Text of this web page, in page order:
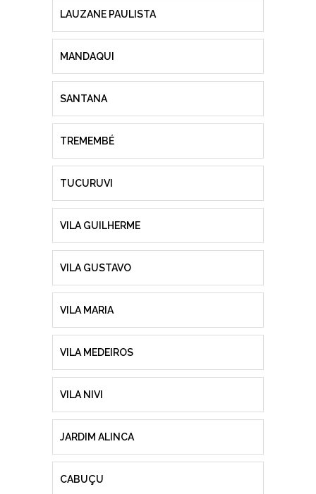
LAUZANE PAULISTA
MANDAQUI
SANTANA
TREMEMBÉ
TUCURUVI
VILA GUILHERME
VILA GUSTAVO
VILA MARIA
VILA MEDEIROS
VILA NIVI
JARDIM ALINCA
CABUÇU